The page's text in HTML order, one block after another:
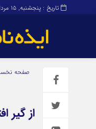
تاریخ : پنجشنبه, ۱۵ مرداد , ۱۴۰۵
برگه نمونهصفحه
از گیر افتادن 8 نفر از عشایر در